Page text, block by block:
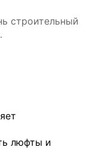
строительный
4d 16
люфты и